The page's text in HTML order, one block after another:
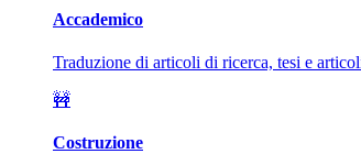
Accademico
Traduzione di articoli di ricerca, tesi e
🚧
Costruzione